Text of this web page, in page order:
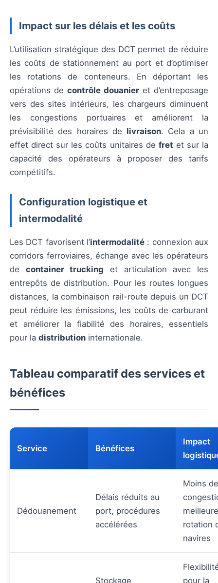
Impact sur les délais et les coûts
L’utilisation stratégique des DCT permet de réduire
les coûts de stationnement au port et d’optimiser
les rotations de conteneurs. En déportant les
opérations de contrôle douanier et d’entreposage
vers des sites intérieurs, les chargeurs diminuent
les congestions portuaires et améliorent la
prévisibilité des horaires de livraison. Cela a un
effet direct sur les coûts unitaires de fret et sur la
capacité des opérateurs à proposer des tarifs
compétitifs.
Configuration logistique et
intermodalité
Les DCT favorisent l’intermodalité : connexion aux
corridors ferroviaires, échange avec les opérateurs
de container trucking et articulation avec les
entrepôts de distribution. Pour les routes longues
distances, la combinaison rail-route depuis un DCT
peut réduire les émissions, les coûts de carburant
et améliorer la fiabilité des horaires, essentiels
pour la distribution internationale.
Tableau comparatif des services et
bénéfices
Service Bénéfices
Impact
Dédouanement
Délais réduits au
port, procédures
accélérées
Moins de
meilleure
rotation
navires
Stockage
pour la